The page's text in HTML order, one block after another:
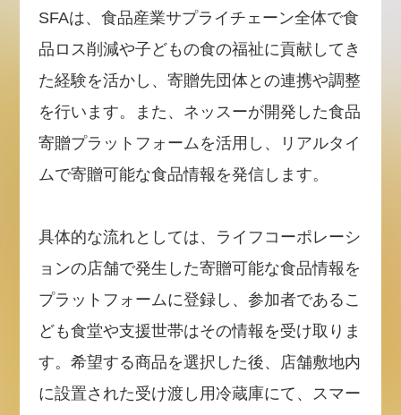
SFAは、食品産業サプライチェーン全体で食
品ロス削減や子どもの食の福祉に貢献してき
た経験を活かし、寄贈先団体との連携や調整
を行います。また、ネッスーが開発した食品
寄贈プラットフォームを活用し、リアルタイ
ムで寄贈可能な食品情報を発信します。
具体的な流れとしては、ライフコーポレーシ
ョンの店舗で発生した寄贈可能な食品情報を
プラットフォームに登録し、参加者であるこ
ども食堂や支援世帯はその情報を受け取りま
す。希望する商品を選択した後、店舗敷地内
に設置された受け渡し用冷蔵庫にて、スマー